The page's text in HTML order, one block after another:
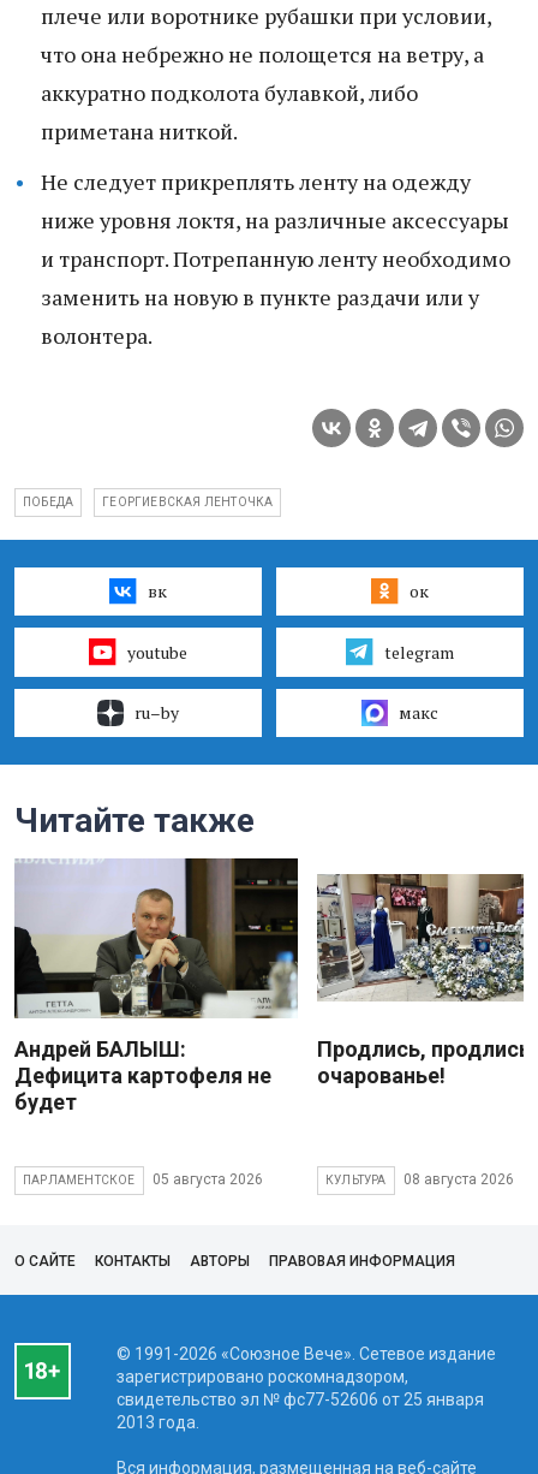
плече или воротнике рубашки при условии,
что она небрежно не полощется на ветру, а
аккуратно подколота булавкой, либо
приметана ниткой.
Не следует прикреплять ленту на одежду
ниже уровня локтя, на различные аксессуары
и транспорт. Потрепанную ленту необходимо
заменить на новую в пункте раздачи или у
волонтера.
ПОБЕДА ГЕОРГИЕВСКАЯ ЛЕНТОЧКА
вк ок
youtube telegram
ru–by макс
Читайте также
Андрей БАЛЫШ:
Дефицита картофеля не
будет
ПАРЛАМЕНТСКОЕ 05 августа 2026
Продлись, продлись
очарованье!
КУЛЬТУРА 08 августа 2026
О САЙТЕ КОНТАКТЫ АВТОРЫ ПРАВОВАЯ ИНФОРМАЦИЯ
© 1991-2026 «Союзное Вече». Сетевое издание
зарегистрировано роскомнадзором,
свидетельство эл № фc77-52606 от 25 января
2013 года.
Вся информация, размещенная на веб-сайте